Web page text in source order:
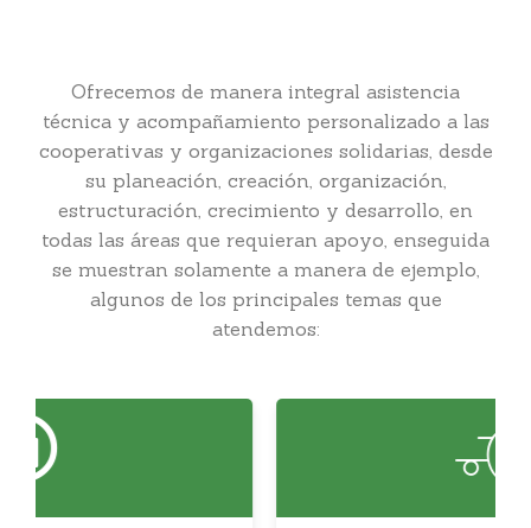
Ofrecemos de manera integral asistencia
técnica y acompañamiento personalizado a las
cooperativas y organizaciones solidarias, desde
su planeación, creación, organización,
estructuración, crecimiento y desarrollo, en
todas las áreas que requieran apoyo, enseguida
se muestran solamente a manera de ejemplo,
algunos de los principales temas que
atendemos: